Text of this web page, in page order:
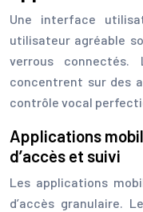
Une interface
utilisateur agréable
verrous connectés.
concentrent sur des
contrôle vocal
Applications
d’accès et suivi
Les applications
d’accès granulaire.